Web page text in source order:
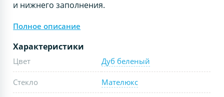
и нижнего заполнения.
Полное описание
Характеристики
Цвет Дуб беленый
Стекло Мателюкс